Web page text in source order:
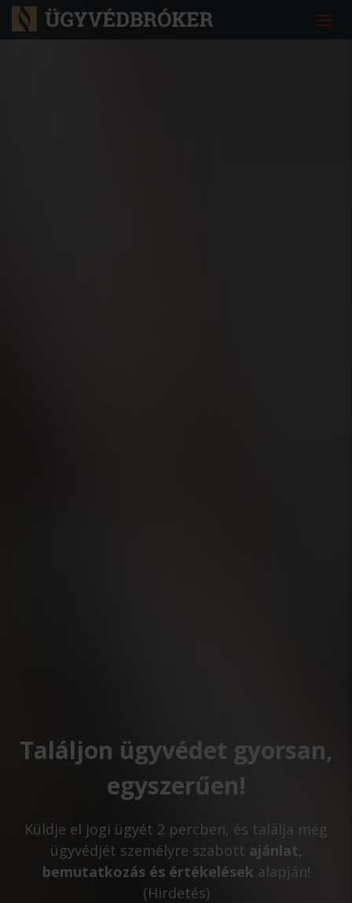
Találjon ügyvédet gyorsan,
egyszerűen!
Küldje el jogi ügyét 2 percben, és találja meg
ügyvédjét személyre szabott ajánlat,
bemutatkozás és értékelések alapján!
(Hirdetés)